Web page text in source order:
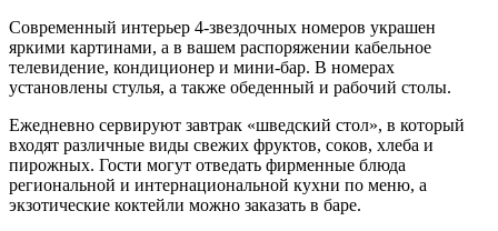
Современный интерьер 4-звездочных номеров украшен
яркими картинами, а в вашем распоряжении кабельное
телевидение, кондиционер и мини-бар. В номерах
установлены стулья, а также обеденный и рабочий столы.
Ежедневно сервируют завтрак «шведский стол», в который
входят различные виды свежих фруктов, соков, хлеба и
пирожных. Гости могут отведать фирменные блюда
региональной и интернациональной кухни по меню, а
экзотические коктейли можно заказать в баре.